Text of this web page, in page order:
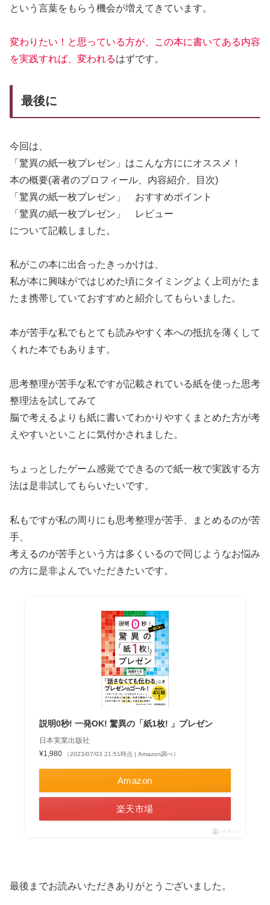
という言葉をもらう機会が増えてきています。
変わりたい！と思っている方が、この本に書いてある内容
を実践すれば、変われるはずです。
最後に
今回は、
「驚異の紙一枚プレゼン」はこんな方ににオススメ！
本の概要(著者のプロフィール、内容紹介、目次)
「驚異の紙一枚プレゼン」 おすすめポイント
「驚異の紙一枚プレゼン」 レビュー
について記載しました。
私がこの本に出合ったきっかけは、
私が本に興味がではじめた頃にタイミングよく上司がたま
たま携帯していておすすめと紹介してもらいました。
本が苦手な私でもとても読みやすく本への抵抗を薄くして
くれた本でもあります。
思考整理が苦手な私ですが記載されている紙を使った思考
整理法を試してみて
脳で考えるよりも紙に書いてわかりやすくまとめた方が考
えやすいといことに気付かされました。
ちょっとしたゲーム感覚でできるので紙一枚で実践する方
法は是非試してもらいたいです。
私もですが私の周りにも思考整理が苦手、まとめるのが苦
手、
考えるのが苦手という方は多くいるので同じようなお悩み
の方に是非よんでいただきたいです。
説明0秒! 一発OK! 驚異の「紙1枚! 」プレゼン
日本実業出版社
¥1,980
（2023/07/03 21:51時点 | Amazon調べ）
Amazon
楽天市場
ポチップ
最後までお読みいただきありがとうございました。